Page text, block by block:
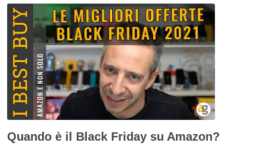
Quando è il Black Friday su Amazon?